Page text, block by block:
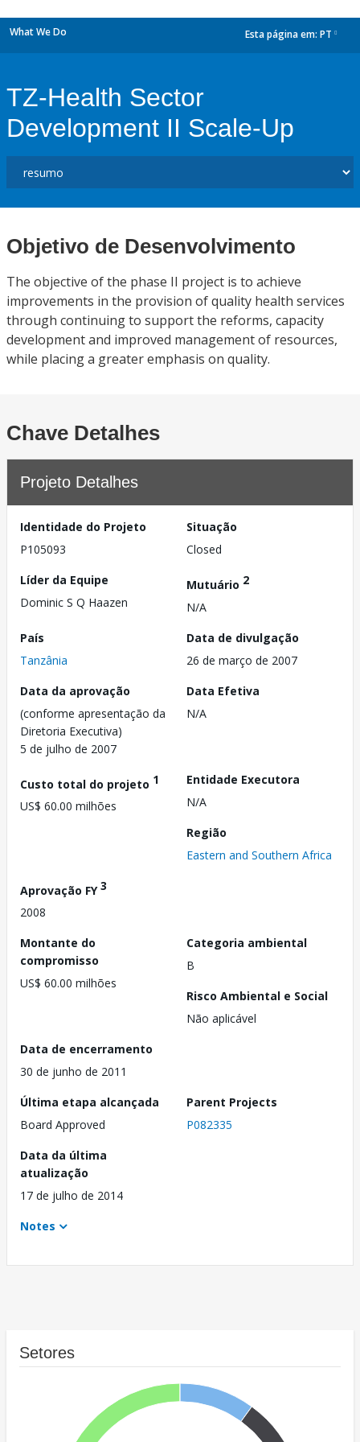
What We Do Esta página em: PT
TZ-Health Sector
Development II Scale-Up
Objetivo de Desenvolvimento
The objective of the phase II project is to achieve
improvements in the provision of quality health services
through continuing to support the reforms, capacity
development and improved management of resources,
while placing a greater emphasis on quality.
Chave Detalhes
Projeto Detalhes
Identidade do Projeto
P105093
Situação
Closed
Líder da Equipe
Dominic S Q Haazen
Mutuário 2
N/A
País
Tanzânia
Data de divulgação
26 de março de 2007
Data da aprovação
(conforme apresentação da
Diretoria Executiva)
5 de julho de 2007
Data Efetiva
N/A
Custo total do projeto 1
US$ 60.00 milhões
Entidade Executora
N/A
Região
Eastern and Southern Africa
Aprovação FY3
2008
Montante do
compromisso
US$ 60.00 milhões
Categoria ambiental
B
Risco Ambiental e Social
Não aplicável
Data de encerramento
30 de junho de 2011
Última etapa alcançada
Board Approved
Parent Projects
P082335
Data da última
atualização
17 de julho de 2014
Notes
Setores